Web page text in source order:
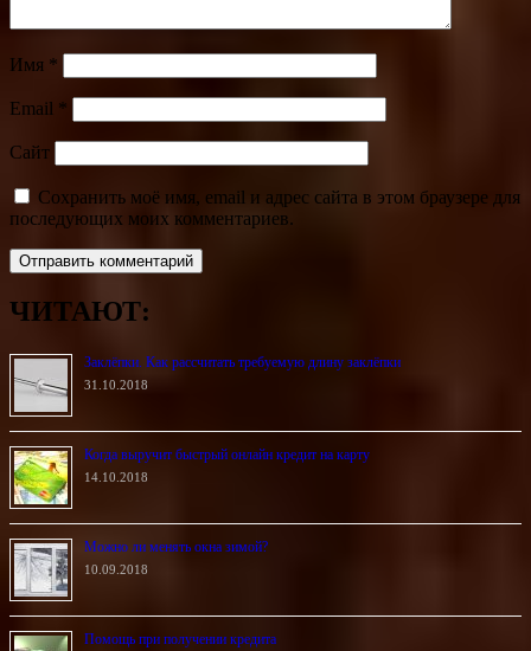
Имя *
Email *
Сайт
Сохранить моё имя, email и адрес сайта в этом браузере для
последующих моих комментариев.
ЧИТАЮТ:
Заклёпки. Как рассчитать требуемую длину заклёпки
31.10.2018
Когда выручит быстрый онлайн кредит на карту
14.10.2018
Можно ли менять окна зимой?
10.09.2018
Помощь при получении кредита